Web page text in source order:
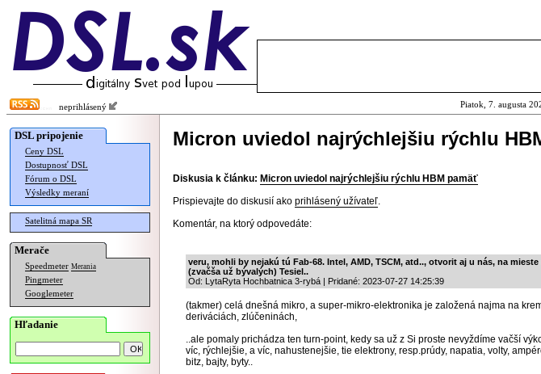
neprihlásený Piatok, 7. augusta
DSL pripojenie
Ceny DSL
Dostupnosť DSL
Fórum o DSL
Výsledky meraní
Satelitná mapa SR
Merače
Speedmeter Merania
Pingmeter
Googlemeter
Hľadanie
Micron uviedol najrýchlejšiu rýchlu
Diskusia k článku: Micron uviedol najrýchlejšiu rýchlu HBM pamäť
Prispievajte do diskusií ako prihlásený užívateľ.
Komentár, na ktorý odpovedáte:
veru, mohli by nejakú tú Fab-68. Intel, AMD, TSCM, atd.., otvorit aj u nás, na
(zvačša už bývalých) Tesiel..
Od: LytaRyta Hochbatnica 3-rybá | Pridané: 2023-07-27 14:25:39
(takmer) celá dnešná mikro, a super-mikro-elektronika je založená najma na
deriváciách, zlúčeninách,
..ale pomaly prichádza ten turn-point, kedy sa už z Si proste nevyždíme vačší
víc, rýchlejšie, a víc, nahustenejšie, tie elektrony, resp.prúdy, napatia, volty,
bitz, bajty, byty..